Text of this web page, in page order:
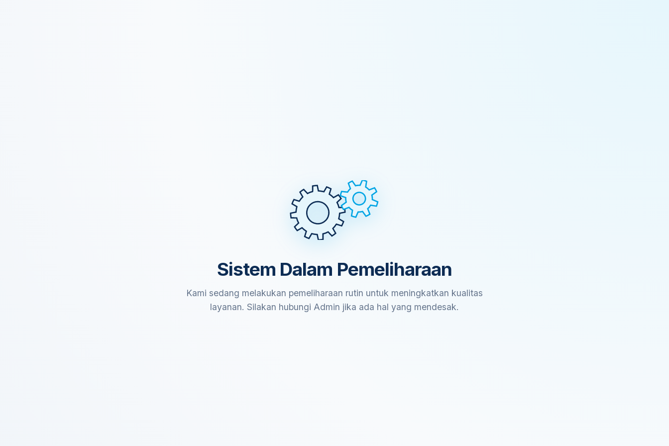
Sistem Dalam Pemeliharaan
Kami sedang melakukan pemeliharaan rutin untuk meningkatkan kualitas
layanan. Silakan hubungi Admin jika ada hal yang mendesak.